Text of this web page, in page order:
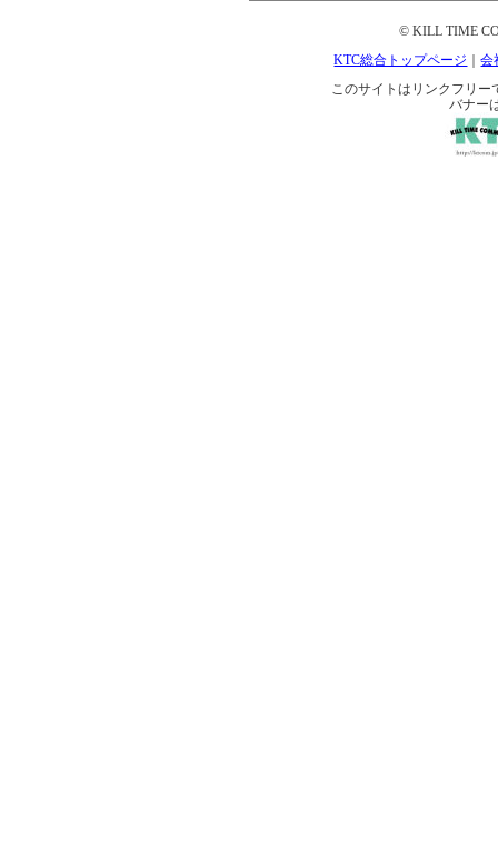
© KILL TIME
KTC総合トップページ
｜会
このサイトはリンクフリー
バナー